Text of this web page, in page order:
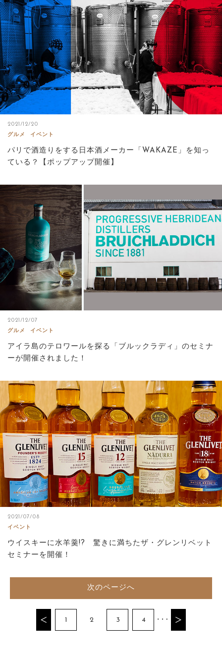
2021/12/20
グルメ
イベント
パリで酒造りをする日本酒メーカー「WAKAZE」を知っ
ている？【ポップアップ開催】
2021/12/07
グルメ
イベント
アイラ島のテロワールを探る「ブルックラディ」のセミナ
ーが開催されました！
2021/07/08
イベント
ウイスキーに水羊羹!? 驚きに満ちたザ・グレンリベット
セミナーを開催！
次のページへ
1 2 3 4